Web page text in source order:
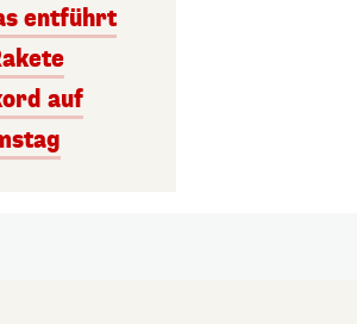
entführt
auf